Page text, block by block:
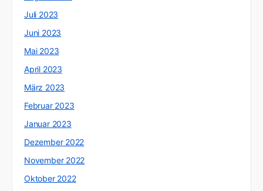
Juli 2023
Juni 2023
Mai 2023
April 2023
März 2023
Februar 2023
Januar 2023
Dezember 2022
November 2022
Oktober 2022